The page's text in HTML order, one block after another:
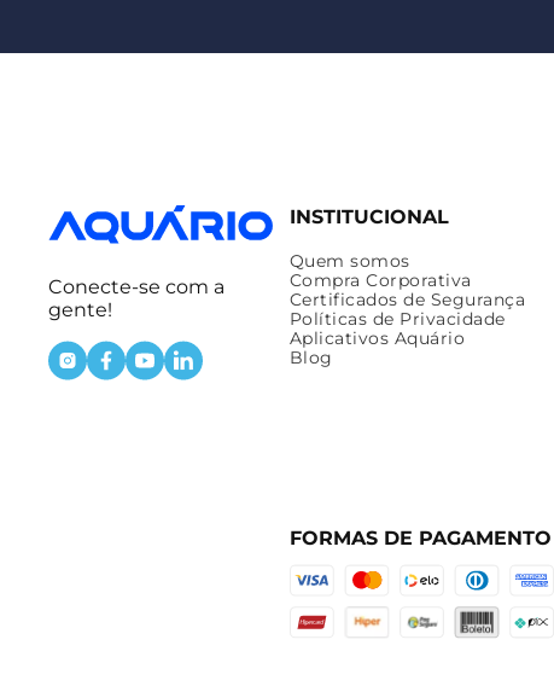
Conecte-se com a
gente!
INSTITUCIONAL
Quem somos
Compra Corporativa
Certificados de Segurança
Políticas de Privacidade
Aplicativos Aquário
Blog
FORMAS DE PAGAMENTO